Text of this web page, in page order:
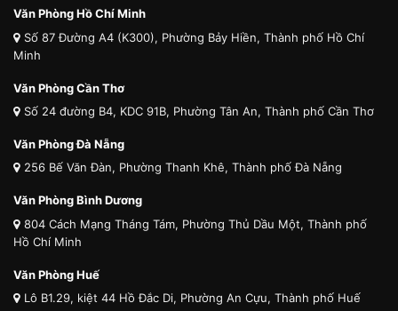
Văn Phòng Hồ Chí Minh
Số 87 Đường A4 (K300), Phường Bảy Hiền, Thành phố Hồ Chí
Minh
Văn Phòng Cần Thơ
Số 24 đường B4, KDC 91B, Phường Tân An, Thành phố Cần Thơ
Văn Phòng Đà Nẵng
256 Bế Văn Đàn, Phường Thanh Khê, Thành phố Đà Nẵng
Văn Phòng Bình Dương
804 Cách Mạng Tháng Tám, Phường Thủ Dầu Một, Thành phố
Hồ Chí Minh
Văn Phòng Huế
Lô B1.29, kiệt 44 Hồ Đắc Di, Phường An Cựu, Thành phố Huế